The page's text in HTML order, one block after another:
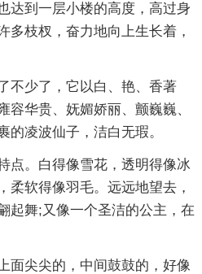
达到一层小楼的高度，高过身
多枝杈，奋力地向上生长着，
不少了，它以白、艳、香著
容华贵、妩媚娇丽、颤巍巍、
的凌波仙子，洁白无瑕。
点。白得像雪花，透明得像冰
柔软得像羽毛。远远地望去，
起舞;又像一个圣洁的公主，在
面尖尖的，中间鼓鼓的，好像